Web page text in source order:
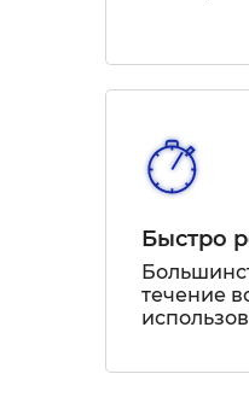
Быстро
течение